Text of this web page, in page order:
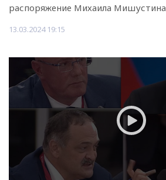
распоряжение Михаила Мишустина
13.03.2024 19:15